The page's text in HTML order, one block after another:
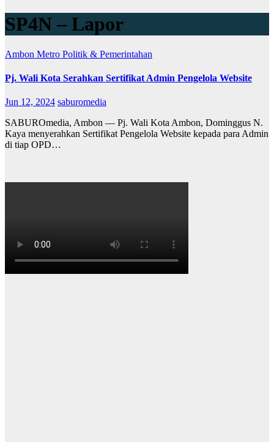
SP4N – Lapor
Ambon Metro Politik & Pemerintahan
Pj. Wali Kota Serahkan Sertifikat Admin Pengelola Website
Jun 12, 2024 saburomedia
SABUROmedia, Ambon — Pj. Wali Kota Ambon, Dominggus N.
Kaya menyerahkan Sertifikat Pengelola Website kepada para Admin
di tiap OPD…